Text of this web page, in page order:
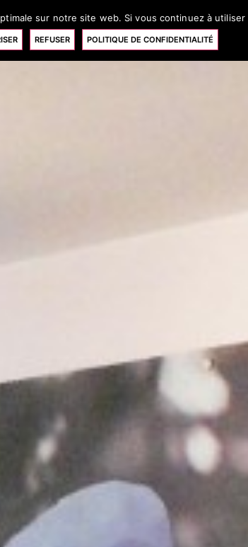
Actualité Contact
sur notre site web. Si vous continuez à
REFUSER POLITIQUE DE CONFIDENTIALITÉ